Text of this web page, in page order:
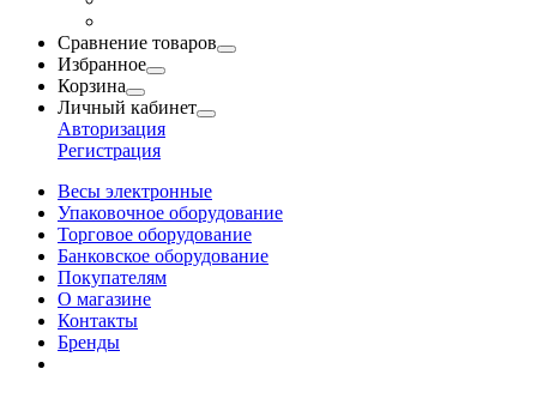
Сравнение товаров
Избранное
Корзина
Личный кабинет
Авторизация
Регистрация
Весы электронные
Упаковочное оборудование
Торговое оборудование
Банковское оборудование
Покупателям
О магазине
Контакты
Бренды